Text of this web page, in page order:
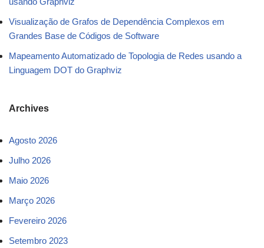
Visualização de Grafos de Dependência Complexos em
Grandes Base de Códigos de Software
Mapeamento Automatizado de Topologia de Redes usando a
Linguagem DOT do Graphviz
Archives
Agosto 2026
Julho 2026
Maio 2026
Março 2026
Fevereiro 2026
Setembro 2023